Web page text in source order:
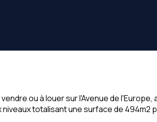
ou à louer sur l'Avenue de
totalisant une surface de 494m2